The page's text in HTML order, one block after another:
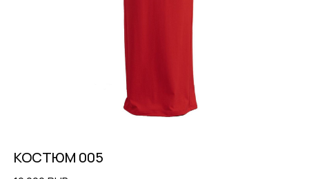
КОСТЮМ 005